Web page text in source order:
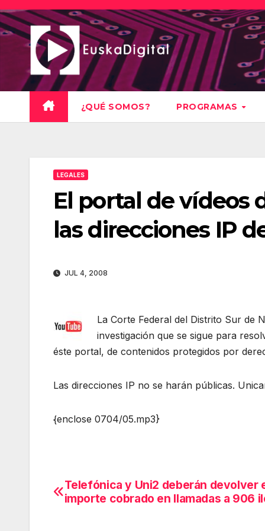
Saltar
al
contenido
¿QUÉ SOMOS? PROGRAMAS
LEGALES
El portal de vídeos
las direcciones IP
JUL 4, 2008
La Corte Federal del Distrito Sur de
investigación que se sigue para
éste portal, de contenidos protegidos por
Las direcciones IP no se harán públicas.
{enclose 0704/05.mp3}
Navegación
Telefónica y Uni2 deberán devolver
importe cobrado en llamadas a 906